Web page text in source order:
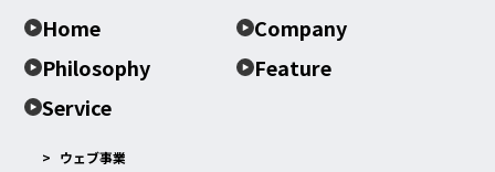
Home
Company
Philosophy
Feature
Service
ウェブ事業